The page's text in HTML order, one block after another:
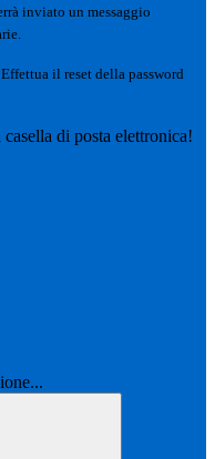
inviato un messaggio
il reset della password
di posta elettronica!